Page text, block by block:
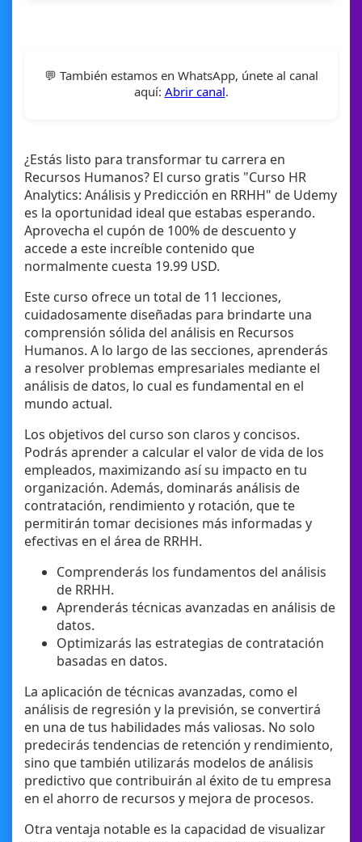
💬 También estamos en WhatsApp, únete al canal
aquí: Abrir canal.
¿Estás listo para transformar tu carrera en
Recursos Humanos? El curso gratis "Curso HR
Analytics: Análisis y Predicción en RRHH" de Udemy
es la oportunidad ideal que estabas esperando.
Aprovecha el cupón de 100% de descuento y
accede a este increíble contenido que
normalmente cuesta 19.99 USD.
Este curso ofrece un total de 11 lecciones,
cuidadosamente diseñadas para brindarte una
comprensión sólida del análisis en Recursos
Humanos. A lo largo de las secciones, aprenderás
a resolver problemas empresariales mediante el
análisis de datos, lo cual es fundamental en el
mundo actual.
Los objetivos del curso son claros y concisos.
Podrás aprender a calcular el valor de vida de los
empleados, maximizando así su impacto en tu
organización. Además, dominarás análisis de
contratación, rendimiento y rotación, que te
permitirán tomar decisiones más informadas y
efectivas en el área de RRHH.
Comprenderás los fundamentos del análisis
de RRHH.
Aprenderás técnicas avanzadas en análisis de
datos.
Optimizarás las estrategias de contratación
basadas en datos.
La aplicación de técnicas avanzadas, como el
análisis de regresión y la previsión, se convertirá
en una de tus habilidades más valiosas. No solo
predecirás tendencias de retención y rendimiento,
sino que también utilizarás modelos de análisis
predictivo que contribuirán al éxito de tu empresa
en el ahorro de recursos y mejora de procesos.
Otra ventaja notable es la capacidad de visualizar